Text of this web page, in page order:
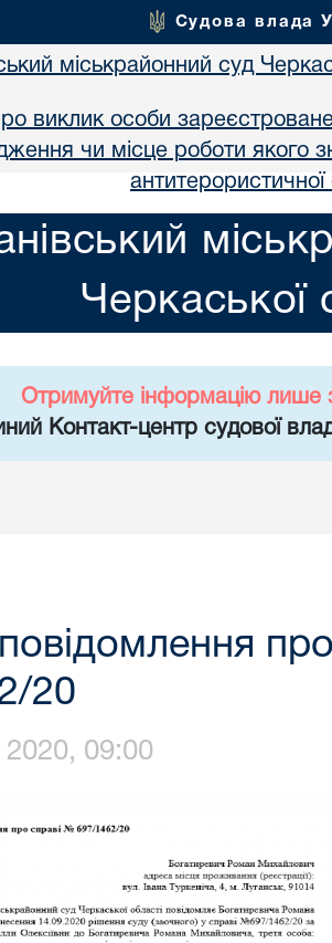
Судова влада
міськрайонний суд
виклик особи
чи місце роботи якого
антитерористичної
Черкаської
Отримуйте інформацію лише
Контакт-центр судової
20
09:00